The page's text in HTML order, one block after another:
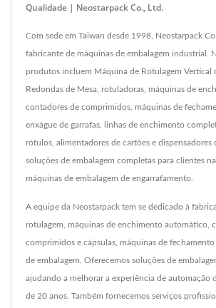
Qualidade | Neostarpack Co., Ltd.
Com sede em Taiwan desde 1998, Neostarpack
fabricante de máquinas de embalagem industrial.
produtos incluem Máquina de Rotulagem Vertical
Redondas de Mesa, rotuladoras, máquinas de
contadores de comprimidos, máquinas de
enxágue de garrafas, linhas de enchimento
rótulos, alimentadores de cartões e dispensadores
soluções de embalagem completas para clientes
máquinas de embalagem de engarrafamento.
A equipe da Neostarpack tem se dedicado à
rotulagem, máquinas de enchimento automático,
comprimidos e cápsulas, máquinas de
de embalagem. Oferecemos soluções de
ajudando a melhorar a experiência de automação
de 20 anos. Também fornecemos serviços